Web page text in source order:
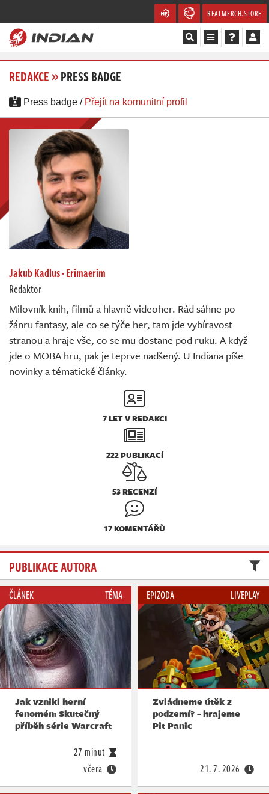
REALMERCH.STORE
Magazín
Recenze
Videa
Soutěže
Databáze
Redakce
Živě
REDAKCE»PRESS BADGE
Press badge / Přejít na komunitní profil
Jakub Kadlus - Erimaerim
Redaktor
Milovník knih, filmů a hlavně videoher. Rád sáhne po
žánru fantasy, ale co se týče her, tam jde vybíravost
stranou a hraje vše, co se mu dostane pod ruku. A když
jde o MOBA hru, pak je teprve nadšený. U Indiana píše
novinky a tématické články.
7 LET V REDAKCI
222 PUBLIKACÍ
53 RECENZÍ
17 KOMENTÁŘŮ
PUBLIKACE AUTORA
ČLÁNEK TÉMA
Jak vznikl herní
fenomén: Skutečný
příběh série Warcraft
27 minut
včera
EPIZODA LIVEPLAY
Zvládneme útěk z
podzemí? - hrajeme
Pit Panic
21. 7. 2026